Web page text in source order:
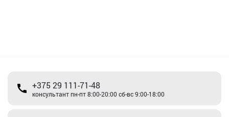
+375 29 111-71-48
консультант пн-пт 8:00-20:00 сб-вс 9:00-18:00